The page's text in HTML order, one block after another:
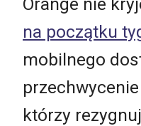
na początku
mobilnego
którzy